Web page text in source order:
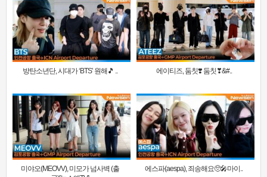
방탄소년단, 시대가 ‘BTS’ 원해🎵 .. 에이티즈, 둠칫❣️ 둠칫❣&#..
미야오(MEOVV), 미모가 넘사벽 (출
에스파(aespa), 죄송해요🥺🎤마이..